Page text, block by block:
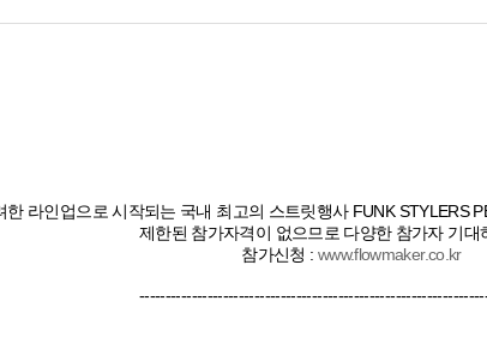
한 라인업으로 시작되는 국내 최고의 스트릿행사 FUNK STYLERS
제한된 참가자격이 없으므로 다양한 참가자 기대
참가신청 : www.flowmaker.co.kr